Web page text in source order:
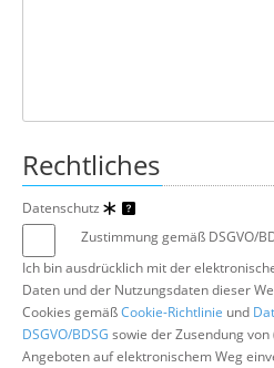
Rechtliches
Datenschutz
Zustimmung gemäß DSGVO/
Ich bin ausdrücklich mit der
Daten und der Nutzungsdaten dieser
Cookies gemäßCookie-Richtlinie und
DSGVO/BDSG sowie der Zusendung
Angeboten auf elektronischem Weg